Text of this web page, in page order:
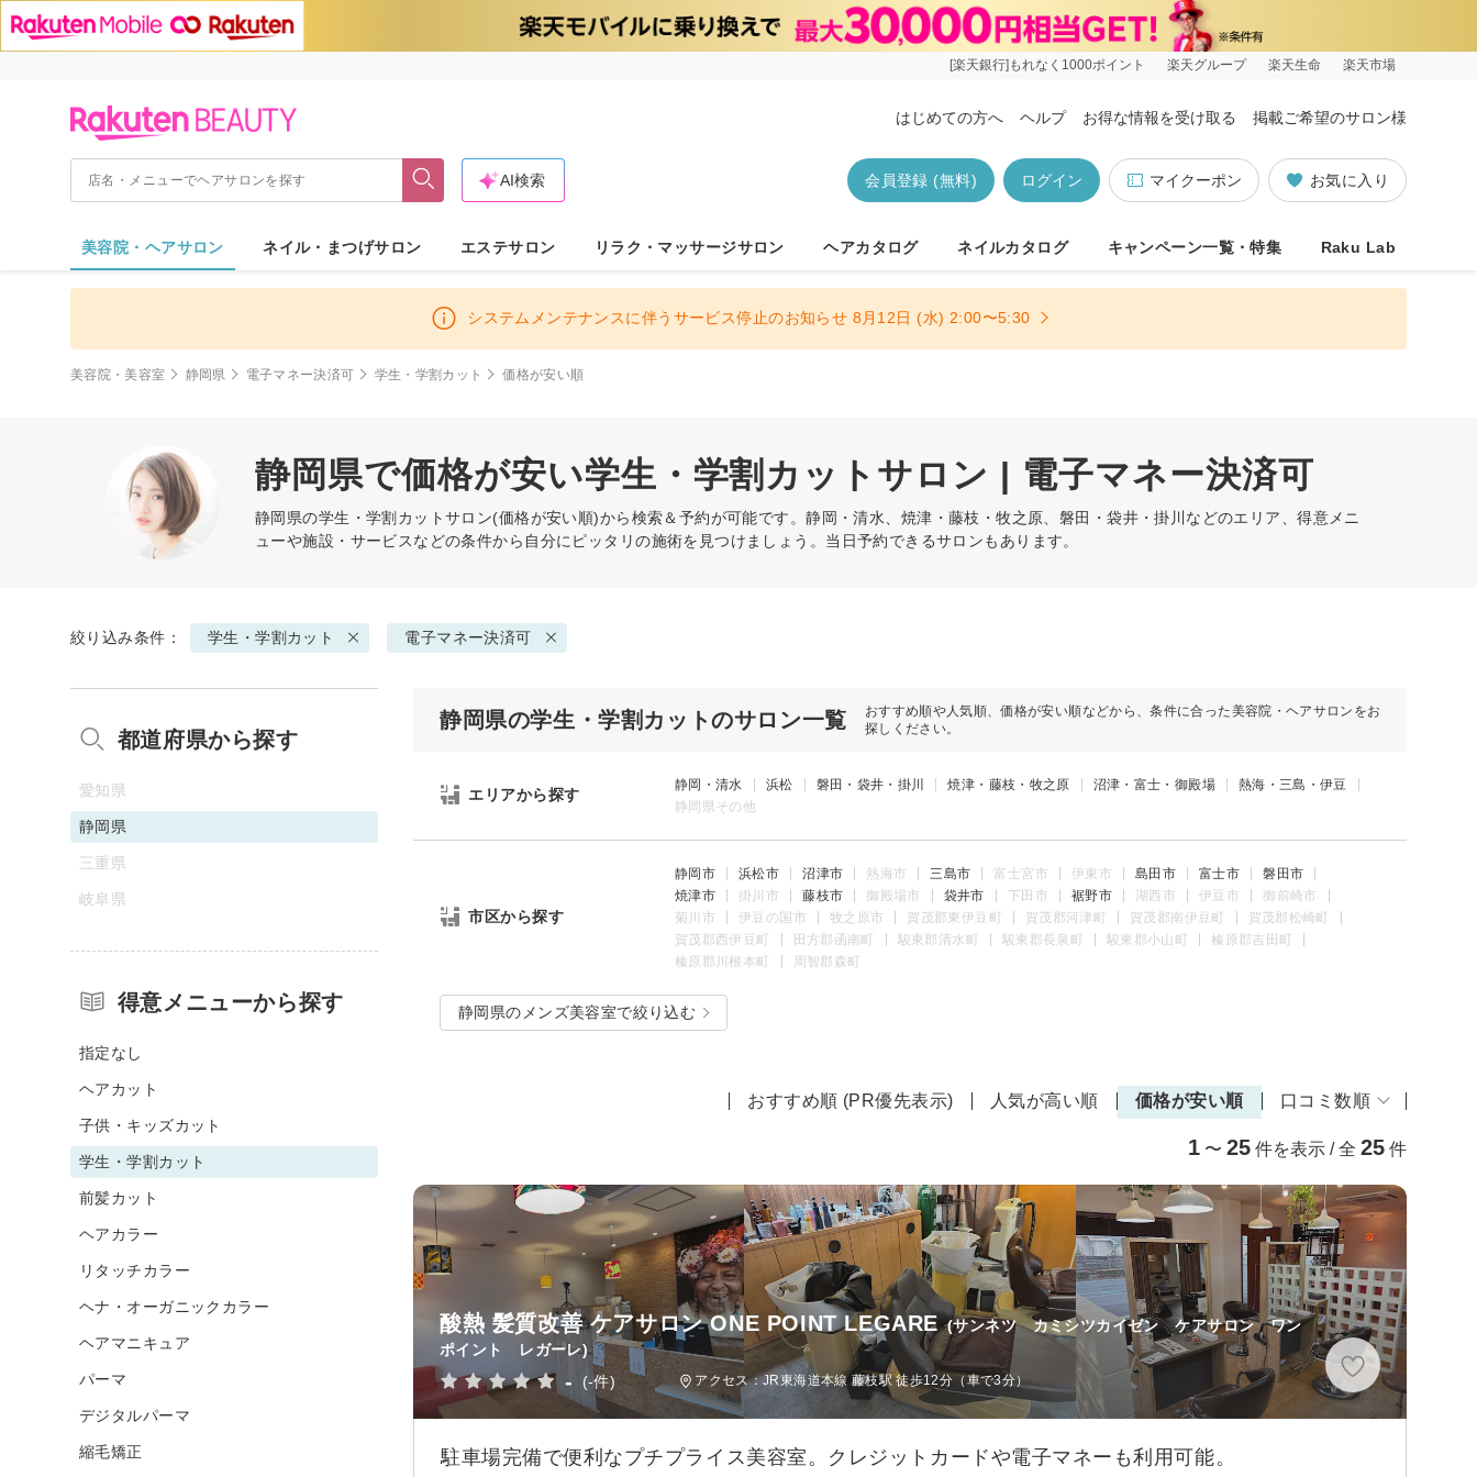
[楽天銀行]もれなく1000ポイント 楽天グループ 楽天生命 楽天市場
はじめての方へ ヘルプ お得な情報を受け取る 掲載ご希望のサロン様
お気に入り
マイクーポン
ログイン
会員登録 (無料)
AI検索
美容院・ヘアサロン ネイル・まつげサロン エステサロン リラク・マッサージサロン ヘアカタログ ネイルカタログ キャンペーン一覧・特集 Raku Lab
システムメンテナンスに伴うサービス停止のお知らせ 8月12日 (水) 2:00〜5:30
美容院・美容室 静岡県 電子マネー決済可 学生・学割カット 価格が安い順
静岡県で価格が安い学生・学割カットサロン | 電子マネー決済可
静岡県の学生・学割カットサロン(価格が安い順)から検索＆予約が可能です。静岡・清水、焼津・藤枝・牧之原、磐田・袋井・掛川などのエリア、得意メニ
ューや施設・サービスなどの条件から自分にピッタリの施術を見つけましょう。当日予約できるサロンもあります。
絞り込み条件： 学生・学割カット 電子マネー決済可
静岡県の学生・学割カットのサロン一覧
おすすめ順や人気順、価格が安い順などから、条件に合った美容院・ヘアサロンをお
探しください。
エリアから探す
静岡・清水 浜松 磐田・袋井・掛川 焼津・藤枝・牧之原 沼津・富士・御殿場
熱海・三島・伊豆
静岡県その他
市区から探す
静岡市 浜松市 沼津市 熱海市 三島市 富士宮市 伊東市 島田市 富士市
磐田市
焼津市
掛川市 藤枝市 御殿場市 袋井市 下田市 裾野市 湖西市 伊豆市
御前崎市
菊川市
伊豆の国市 牧之原市 賀茂郡東伊豆町 賀茂郡河津町 賀茂郡南伊豆町
賀茂郡松崎町
賀茂郡西伊豆町
田方郡函南町 駿東郡清水町 駿東郡長泉町 駿東郡小山町
榛原郡吉田町
榛原郡川根本町
周智郡森町
静岡県のメンズ美容室で絞り込む
おすすめ順 (PR優先表示) 人気が高い順 価格が安い順 口コミ数順
1 〜 25 件を表示 / 全 25 件
酸熱 髪質改善 ケアサロン ONE POINT LEGARE (サンネツ カミシツカイゼン ケアサロン ワン
ポイント レガーレ)
- (-件) アクセス：JR東海道本線 藤枝駅 徒歩12分（車で3分）
駐車場完備で便利なプチプライス美容室。クレジットカードや電子マネーも利用可能。
都道府県から探す
愛知県
静岡県
三重県
岐阜県
得意メニューから探す
指定なし
ヘアカット
子供・キッズカット
学生・学割カット
前髪カット
ヘアカラー
リタッチカラー
ヘナ・オーガニックカラー
ヘアマニキュア
パーマ
デジタルパーマ
縮毛矯正